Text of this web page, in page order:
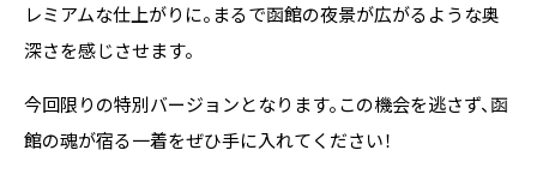
レミアムな仕上がりに。まるで函館の夜景が広がるような奥
深さを感じさせます。
今回限りの特別バージョンとなります。この機会を逃さず、函
館の魂が宿る一着をぜひ手に入れてください！